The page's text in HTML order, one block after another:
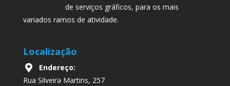
de serviços gráficos, para os mais
variados ramos de atividade.
Localização
Endereço:
Rua Silveira Martins, 257